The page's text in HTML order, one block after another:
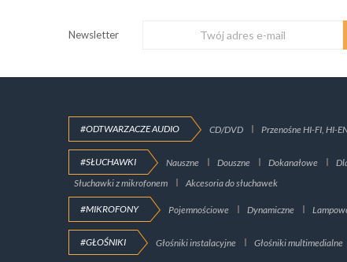
Newsletter
#ODTWARZACZE AUDIO CD/DVD Przenośne HI-FI, HI-
#SŁUCHAWKI Nauszne Douszne Dokanałowe
Słuchawki z mikrofonem
Akcesoria do słuchawek
#MIKROFONY Pojemnościowe Dynamiczne
#GŁOŚNIKI Głośniki instalacyjne Głośniki multimedialne